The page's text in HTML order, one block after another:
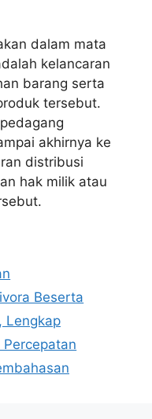
dalam mata
kelancaran
barang serta
tersebut.
akhirnya ke
distribusi
hak milik atau
Beserta
Lengkap